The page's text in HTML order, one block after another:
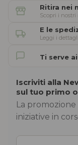
Ritira nei
Scopri i nostri
E le
Leggi i dettagli
Ti serve
Iscriviti alla
sul tuo primo
La
iniziative in